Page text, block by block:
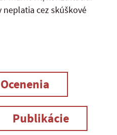
cez skúškové
Ocenenia
Publikácie